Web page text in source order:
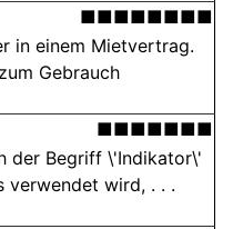
■■■■■■■■
in einem Mietvertrag.
Gebrauch
■■■■■■■
der Begriff \'Indikator\'
verwendet wird, . . .